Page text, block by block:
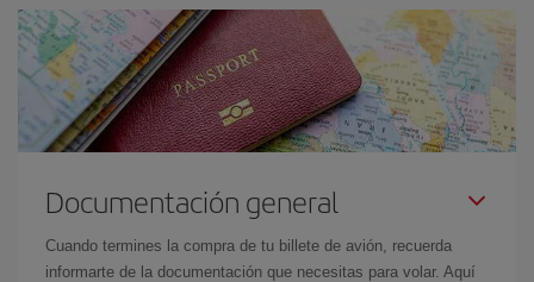
Documentación general
Cuando termines la compra de tu billete de avión, recuerda
informarte de la documentación que necesitas para volar. Aquí